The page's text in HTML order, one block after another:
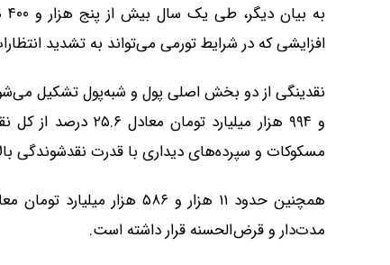
افزایشی که در شرایط تورمی می‌تواند به تشدید
نقدینگی از دو بخش اصلی پول و شبه‌پول تشکیل
و ۹۹۴ هزار
مسکوکات و سپرده‌های دیداری با قدرت نقدشوندگی
مدت‌دار و قرض‌الحسنه قرار داشته است.